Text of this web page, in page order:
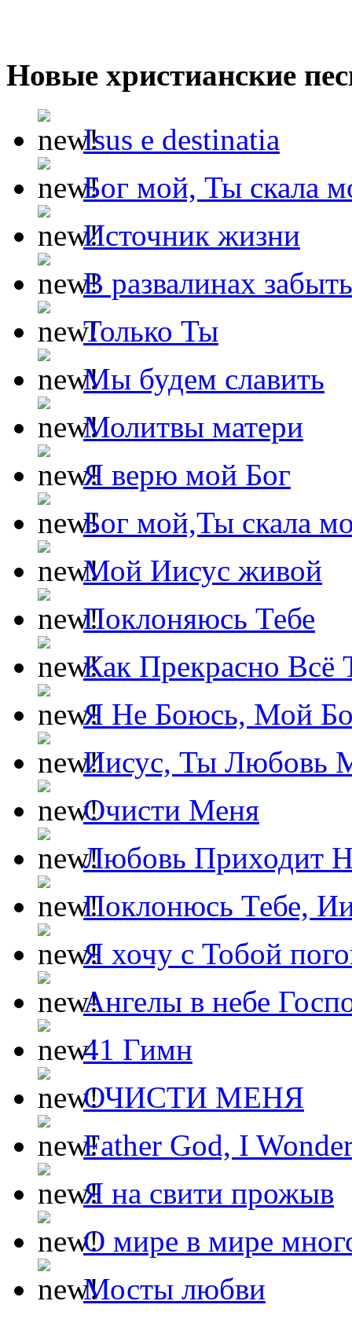
Новые христианские
Isus e destinatia
Бог мой, Ты скала
Источник жизни
В развалинах
Только Ты
Мы будем славить
Молитвы матери
Я верю мой Бог
Бог мой,Ты скала
Мой Иисус живой
Поклоняюсь Тебе
Как Прекрасно Всё
Я Не Боюсь, Мой
Иисус, Ты Любовь
Очисти Меня
Любовь Приходит
Поклонюсь Тебе,
Я хочу с Тобой
Ангелы в небе
41 Гимн
ОЧИСТИ МЕНЯ
Father God, I
Я на свити прожыв
О мире в мире
Мосты любви